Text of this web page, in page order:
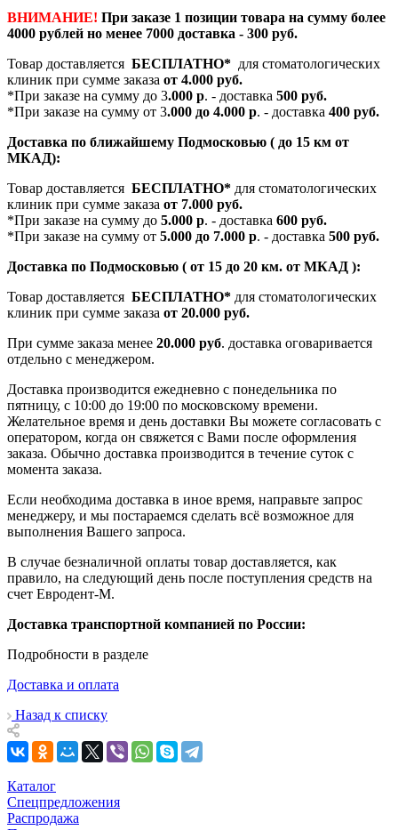
ВНИМАНИЕ! При заказе 1 позиции товара на сумму более
4000 рублей но менее 7000 доставка - 300 руб.
Товар доставляется БЕСПЛАТНО* для стоматологических
клиник при сумме заказа от 4.000 руб.
*При заказе на сумму до 3.000 р. - доставка 500 руб.
*При заказе на сумму от 3.000 до 4.000 р. - доставка 400 руб.
Доставка по ближайшему Подмосковью ( до 15 км от
МКАД):
Товар доставляется БЕСПЛАТНО* для стоматологических
клиник при сумме заказа от 7.000 руб.
*При заказе на сумму до 5.000 р. - доставка 600 руб.
*При заказе на сумму от 5.000 до 7.000 р. - доставка 500 руб.
Доставка по Подмосковью ( от 15 до 20 км. от МКАД ):
Товар доставляется БЕСПЛАТНО* для стоматологических
клиник при сумме заказа от 20.000 руб.
При сумме заказа менее 20.000 руб. доставка оговаривается
отдельно с менеджером.
Доставка производится ежедневно с понедельника по
пятницу, с 10:00 до 19:00 по московскому времени.
Желательное время и день доставки Вы можете согласовать с
оператором, когда он свяжется с Вами после оформления
заказа. Обычно доставка производится в течение суток с
момента заказа.
Если необходима доставка в иное время, направьте запрос
менеджеру, и мы постараемся сделать всё возможное для
выполнения Вашего запроса.
В случае безналичной оплаты товар доставляется, как
правило, на следующий день после поступления средств на
счет Евродент-М.
Доставка транспортной компанией по России:
Подробности в разделе
Доставка и оплата
Назад к списку
Каталог
Спецпредложения
Распродажа